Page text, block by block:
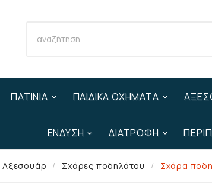
ΠΑΤΊΝΙΑ ΠΑΙΔΙΚΆ ΟΧΉΜΑΤΑ
ΈΝΔΥΣΗ ΔΙΑΤΡΟΦΉ
Αξεσουάρ Σχάρες ποδηλάτου Σχάρα